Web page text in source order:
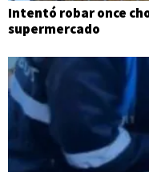
Intentó robar once
supermercado